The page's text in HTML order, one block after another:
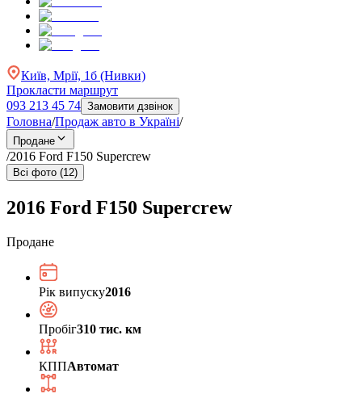
Київ, Мрії, 1б (Нивки)
Прокласти маршрут
093 213 45 74 Замовити дзвінок
Головна/Продаж авто в Україні/
Продане
/2016 Ford F150 Supercrew
Всі фото (12)
2016 Ford F150 Supercrew
Продане
Рік випуску2016
Пробіг310 тис. км
КППАвтомат